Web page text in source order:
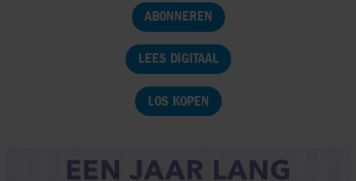
ABONNEREN
LEES DIGITAAL
LOS KOPEN